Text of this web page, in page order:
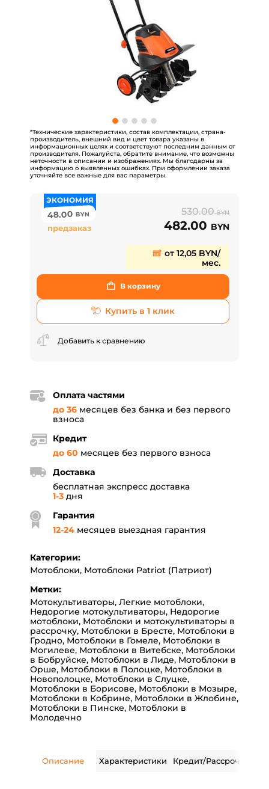
*Технические характеристики, состав комплектации, страна-
производитель, внешний вид и цвет товара указаны в
информационных целях и соответствуют последним данным от
производителя. Пожалуйста, обратите внимание, что возможны
неточности в описании и изображениях. Мы благодарны за
информацию о выявленных ошибках. При оформлении заказа
уточняйте все важные для вас параметры.
ЭКОНОМИЯ
48.00BYN
предзаказ
530.00BYN
482.00 BYN
от 12,05 BYN/
мес.
В корзину
Купить в 1 клик
Добавить к сравнению
Оплата частями
до 36 месяцев без банка и без первого
взноса
Кредит
до 60 месяцев без первого взноса
Доставка
бесплатная экспресс доставка
1-3 дня
Гарантия
12-24 месяцев выездная гарантия
Категории:
Мотоблоки, Мотоблоки Patriot (Патриот)
Метки:
Мотокультиваторы, Легкие мотоблоки,
Недорогие мотокультиваторы, Недорогие
мотоблоки, Мотоблоки и мотокультиваторы в
рассрочку, Мотоблоки в Бресте, Мотоблоки в
Гродно, Мотоблоки в Гомеле, Мотоблоки в
Могилеве, Мотоблоки в Витебске, Мотоблоки
в Бобруйске, Мотоблоки в Лиде, Мотоблоки в
Орше, Мотоблоки в Полоцке, Мотоблоки в
Новополоцке, Мотоблоки в Слуцке,
Мотоблоки в Борисове, Мотоблоки в Мозыре,
Мотоблоки в Кобрине, Мотоблоки в Жлобине,
Мотоблоки в Пинске, Мотоблоки в
Молодечно
Описание Характеристики Кредит/Рассрочка